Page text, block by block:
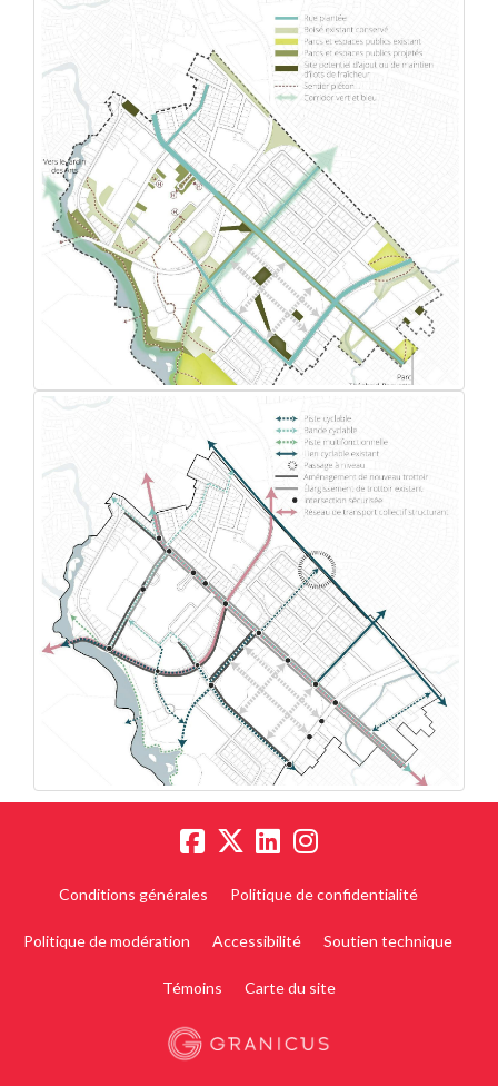
Conditions générales Politique de confidentialité
Politique de modération Accessibilité Soutien technique
Témoins Carte du site